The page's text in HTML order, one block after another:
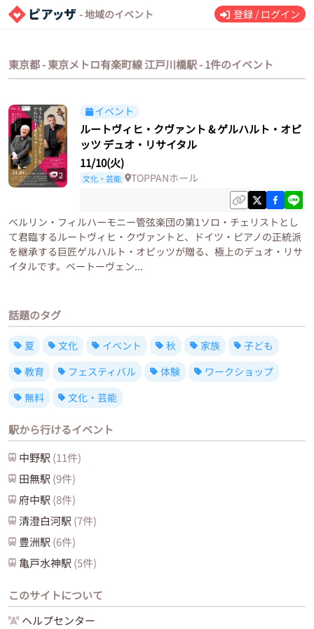
- 地域のイベント 登録 / ログイン
東京都 - 東京メトロ有楽町線 江戸川橋駅 - 1件のイベント
2
イベント
ルートヴィヒ・クヴァント & ゲルハルト・オピ
ッツ デュオ・リサイタル
11/10(火)
文化・芸能 TOPPANホール
ベルリン・フィルハーモニー管弦楽団の第1ソロ・チェリストとし
て君臨するルートヴィヒ・クヴァントと、ドイツ・ピアノの正統派
を継承する巨匠ゲルハルト・オピッツが贈る、極上のデュオ・リサ
イタルです。ベートーヴェン...
話題のタグ
夏 文化 イベント 秋 家族
子ども
教育
フェスティバル 体験
ワークショップ
無料
文化・芸能
駅から行けるイベント
中野駅 (11件)
田無駅 (9件)
府中駅 (8件)
清澄白河駅 (7件)
豊洲駅 (6件)
亀戸水神駅 (5件)
このサイトについて
ヘルプセンター